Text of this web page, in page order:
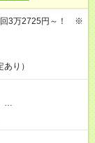
回3万2725円～！ ※
り）
…